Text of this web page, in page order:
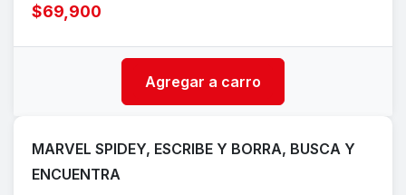
$69,900
Agregar a carro
MARVEL SPIDEY, ESCRIBE Y BORRA, BUSCA Y
ENCUENTRA